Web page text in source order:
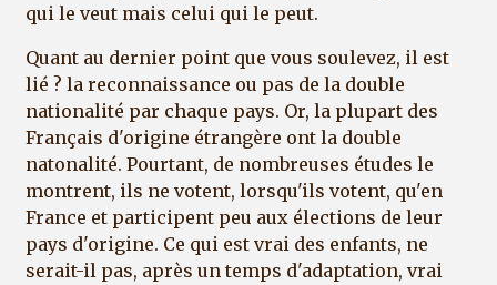
qui le veut mais celui qui le peut.
Quant au dernier point que vous soulevez, il est
lié ? la reconnaissance ou pas de la double
nationalité par chaque pays. Or, la plupart des
Français d'origine étrangère ont la double
natonalité. Pourtant, de nombreuses études le
montrent, ils ne votent, lorsqu'ils votent, qu'en
France et participent peu aux élections de leur
pays d'origine. Ce qui est vrai des enfants, ne
serait-il pas, après un temps d'adaptation, vrai